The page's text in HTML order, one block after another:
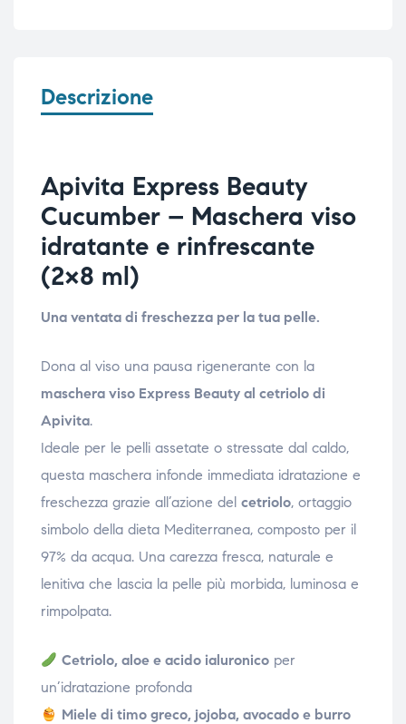
Descrizione
Apivita Express Beauty
Cucumber – Maschera viso
idratante e rinfrescante
(2×8 ml)
Una ventata di freschezza per la tua pelle.
Dona al viso una pausa rigenerante con la
maschera viso Express Beauty al cetriolo di
Apivita.
Ideale per le pelli assetate o stressate dal caldo,
questa maschera infonde immediata idratazione e
freschezza grazie all’azione del cetriolo, ortaggio
simbolo della dieta Mediterranea, composto per il
97% da acqua. Una carezza fresca, naturale e
lenitiva che lascia la pelle più morbida, luminosa e
rimpolpata.
Cetriolo, aloe e acido ialuronico per
un’idratazione profonda
Miele di timo greco, jojoba, avocado e burro